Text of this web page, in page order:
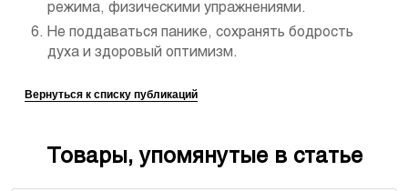
режима, физическими упражнениями.
Не поддаваться панике, сохранять бодрость
духа и здоровый оптимизм.
Вернуться к списку публикаций
Товары, упомянутые в статье